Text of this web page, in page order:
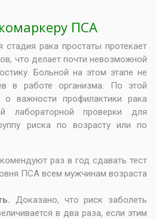
ПСА
рака простаты протекает
что делает почти невозможной
Больной на этом этапе не
в работе организма. По этой
о важности профилактики рака
лабораторной проверки для
риска по возрасту или по
раз в год сдавать тест
ПСА всем мужчинам возраста
Доказано, что риск заболеть
в два раза, если этим